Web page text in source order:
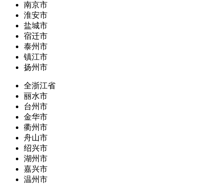
南京市
淮安市
盐城市
宿迁市
泰州市
镇江市
扬州市
全浙江省
丽水市
台州市
金华市
衢州市
舟山市
绍兴市
湖州市
嘉兴市
温州市